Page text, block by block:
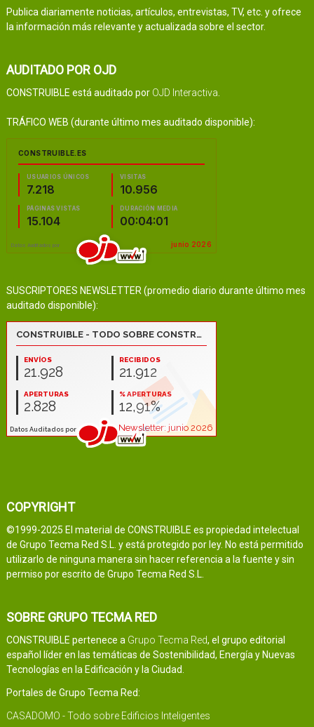
Publica diariamente noticias, artículos, entrevistas, TV, etc. y ofrece
la información más relevante y actualizada sobre el sector.
AUDITADO POR OJD
CONSTRUIBLE está auditado por OJD Interactiva.
TRÁFICO WEB (durante último mes auditado disponible):
SUSCRIPTORES NEWSLETTER (promedio diario durante último mes
auditado disponible):
COPYRIGHT
©1999-2025 El material de CONSTRUIBLE es propiedad intelectual
de Grupo Tecma Red S.L. y está protegido por ley. No está permitido
utilizarlo de ninguna manera sin hacer referencia a la fuente y sin
permiso por escrito de Grupo Tecma Red S.L.
SOBRE GRUPO TECMA RED
CONSTRUIBLE pertenece a Grupo Tecma Red, el grupo editorial
español líder en las temáticas de Sostenibilidad, Energía y Nuevas
Tecnologías en la Edificación y la Ciudad.
Portales de Grupo Tecma Red:
CASADOMO - Todo sobre Edificios Inteligentes